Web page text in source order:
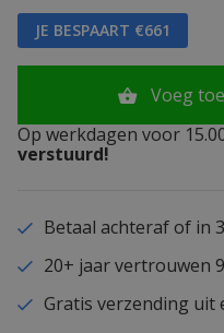
JE BESPAART €661
Voeg
Op werkdagen voor
verstuurd!
Betaal achteraf of in
20+ jaar vertrouwen
Gratis verzending uit